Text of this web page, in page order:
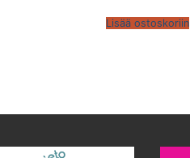
Lisää ostoskoriin